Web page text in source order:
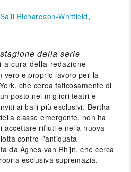
Salli Richardson-Whitfield,
della serie
a cura della redazione
vero e proprio lavoro per la
che cerca faticosamente di
posto nei migliori teatri e
ai balli più esclusivi. Bertha
classe emergente, non ha
accettare rifiuti e nella nuova
contro l'antiquata
da Agnes van Rhijn, che cerca
esclusiva supremazia.